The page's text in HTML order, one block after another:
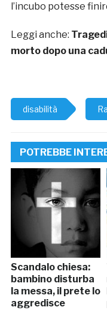
l’incubo potesse
Leggi anche:
morto dopo una
disabilità
POTREBBE
Scandalo chiesa:
bambino disturba
la messa, il prete lo
aggredisce